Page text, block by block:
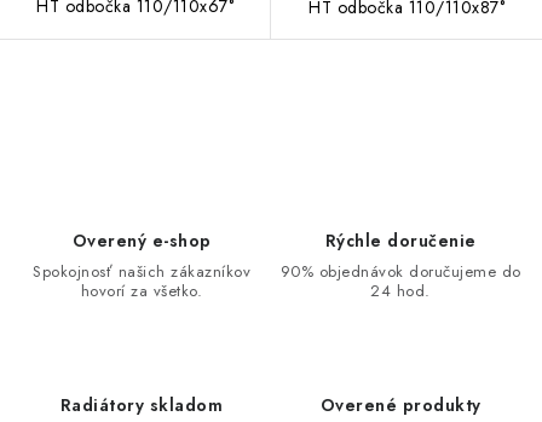
HT odbočka 110/110x67° HT odbočka 110/110x87°
Overený e-shop
Spokojnosť našich zákazníkov
hovorí za všetko.
Rýchle doručenie
90% objednávok doručujeme do
24 hod.
Radiátory skladom Overené produkty